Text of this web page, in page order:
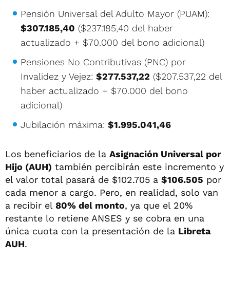
Pensión Universal del Adulto Mayor (PUAM):
$307.185,40 ($237.185,40 del haber
actualizado + $70.000 del bono adicional)
Pensiones No Contributivas (PNC) por
Invalidez y Vejez: $277.537,22 ($207.537,22 del
haber actualizado + $70.000 del bono
adicional)
Jubilación máxima: $1.995.041,46
Los beneficiarios de la Asignación Universal por
Hijo (AUH) también percibirán este incremento y
el valor total pasará de $102.705 a $106.505 por
cada menor a cargo. Pero, en realidad, solo van
a recibir el 80% del monto, ya que el 20%
restante lo retiene ANSES y se cobra en una
única cuota con la presentación de la Libreta
AUH.